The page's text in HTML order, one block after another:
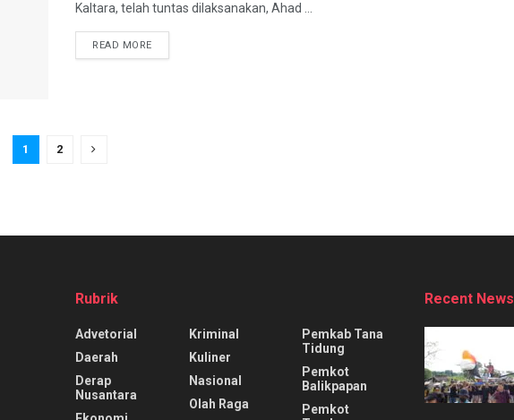
Kaltara, telah tuntas dilaksanakan, Ahad ...
READ MOREDETAILS
1 2
Rubrik
Advetorial
Daerah
Derap
Nusantara
Kriminal
Kuliner
Nasional
Olah Raga
Pemkab Tana
Tidung
Pemkot
Balikpapan
Pemkot
Recent News